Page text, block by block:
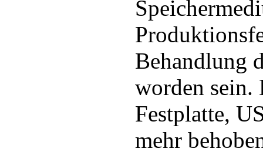
Behandlung
worden sein.
Festplatte,
mehr